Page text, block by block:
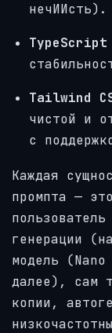
нечИИсть).
TypeScript
Tailwind
чистой и
с
Каждая
промпта —
генерации
модель
далее), сам
копии,